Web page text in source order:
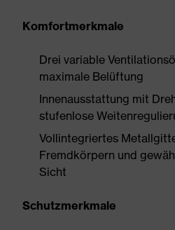
Komfortmerkmale
Drei variable
maximale Belüftung
Innenausstattung mit
stufenlose
Vollintegriertes
Fremdkörpern und
Sicht
Schutzmerkmale